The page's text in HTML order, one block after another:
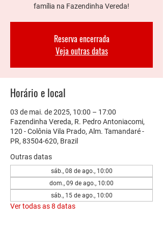
família na Fazendinha Vereda!
Reserva encerrada
Veja outras datas
Horário e local
03 de mai. de 2025, 10:00 – 17:00
Fazendinha Vereda, R. Pedro Antoniacomi,
120 - Colônia Vila Prado, Alm. Tamandaré -
PR, 83504-620, Brazil
Outras datas
sáb., 08 de ago., 10:00
dom., 09 de ago., 10:00
sáb., 15 de ago., 10:00
Ver todas as 8 datas